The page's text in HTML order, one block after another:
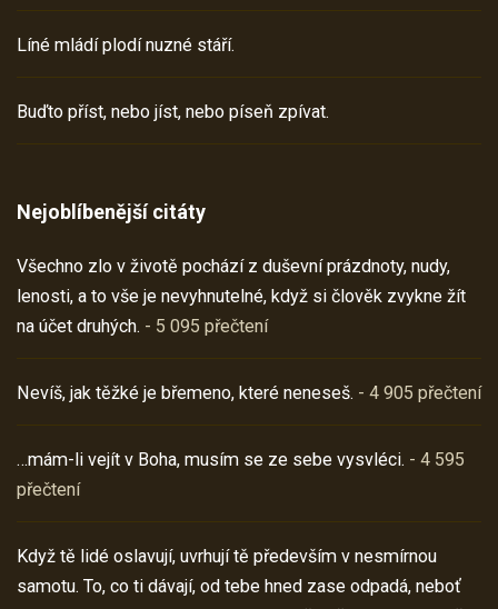
Líné mládí plodí nuzné stáří.
Buďto příst, nebo jíst, nebo píseň zpívat.
Nejoblíbenější citáty
Všechno zlo v životě pochází z duševní prázdnoty, nudy,
lenosti, a to vše je nevyhnutelné, když si člověk zvykne žít
na účet druhých. - 5 095 přečtení
Nevíš, jak těžké je břemeno, které neneseš. - 4 905 přečtení
…mám-li vejít v Boha, musím se ze sebe vysvléci. - 4 595
přečtení
Když tě lidé oslavují, uvrhují tě především v nesmírnou
samotu. To, co ti dávají, od tebe hned zase odpadá, neboť